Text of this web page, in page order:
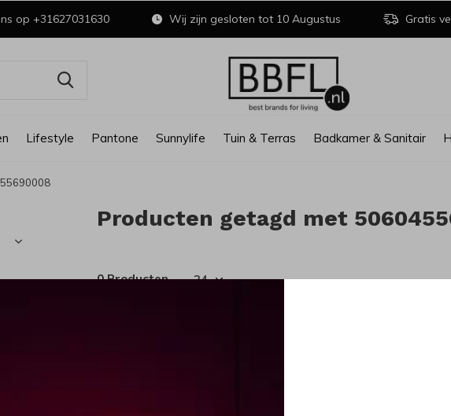
Lifestyle Pantone Sunnylife Tuin & Terras Badkamer & Sanitair
op +31627031630 Wij zijn gesloten tot 10 Augustus Gratis
Producten getagd met
0 Producten